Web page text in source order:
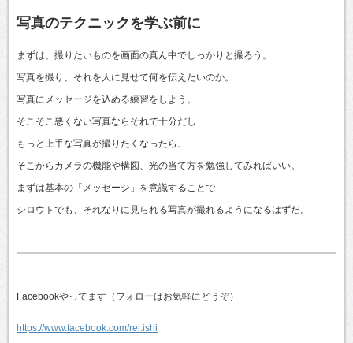
写真のテクニックを学ぶ前に
まずは、撮りたいものを画面の真ん中でしっかりと撮ろう。
写真を撮り、それを人に見せて何を伝えたいのか。
写真にメッセージを込める練習をしよう。
そこそこ悪くない写真ならそれで十分だし
もっと上手な写真が撮りたくなったら、
そこからカメラの機能や構図、光の当て方を勉強してみればいい。
まずは基本の「メッセージ」を意識することで
シロウトでも、それなりに見られる写真が撮れるようになるはずだ。
Facebookやってます（フォローはお気軽にどうぞ）
https://www.facebook.com/rei.ishi